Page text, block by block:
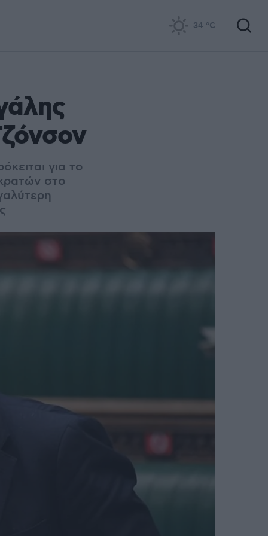
34 °C
για το
στο